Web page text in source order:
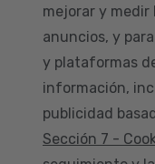
mejorar y
anuncios, y
y plataformas
información,
publicidad
Sección 7 -